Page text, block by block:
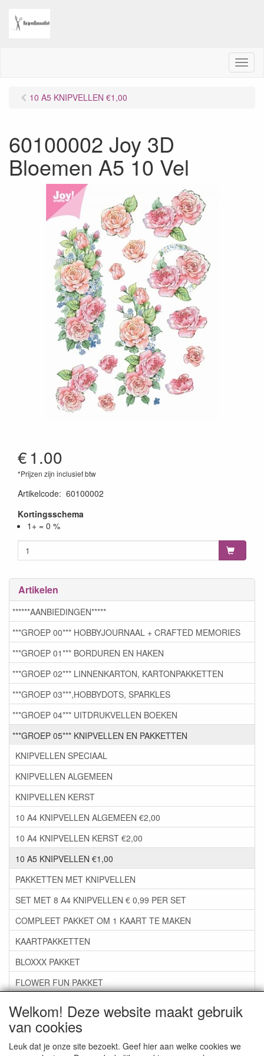
Welkom! Deze website maakt gebruik
van cookies
Leuk dat je onze site bezoekt. Geef hier aan welke cookies we
M
e
10 A5 KNIPVELLEN €1,00
60100002 Joy 3D
Bloemen A5 10 Vel
€1.00
*Prijzen zijn inclusief btw
Artikelcode: 60100002
Kortingsschema
1+ = 0 %
Artikelen
******AANBIEDINGEN*****
***GROEP 00*** HOBBYJOURNAAL + CRAFTED MEMORIES
***GROEP 01*** BORDUREN EN HAKEN
***GROEP 02*** LINNENKARTON, KARTONPAKKETTEN
***GROEP 03***,HOBBYDOTS, SPARKLES
***GROEP 04*** UITDRUKVELLEN BOEKEN
***GROEP 05*** KNIPVELLEN EN PAKKETTEN
KNIPVELLEN SPECIAAL
KNIPVELLEN ALGEMEEN
KNIPVELLEN KERST
10 A4 KNIPVELLEN ALGEMEEN €2,00
10 A4 KNIPVELLEN KERST €2,00
10 A5 KNIPVELLEN €1,00
PAKKETTEN MET KNIPVELLEN
SET MET 8 A4 KNIPVELLEN € 0,99 PER SET
COMPLEET PAKKET OM 1 KAART TE MAKEN
KAARTPAKKETTEN
BLOXXX PAKKET
FLOWER FUN PAKKET
***GROEP 06*** TAPE/LIJM SNIJMALLEN STEMPELS
***GROEP 07*** KAARTEN +SCRAP TOEBEHOREN
***GROEP 08*** TEKENEN EN KLEUREN, GELPEN,MARKER